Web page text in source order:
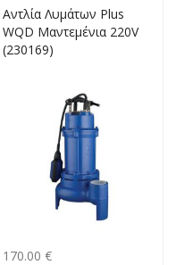
Αντλία Λυμάτων Plus
WQD Μαντεμένια 220V
(230169)
170.00 €